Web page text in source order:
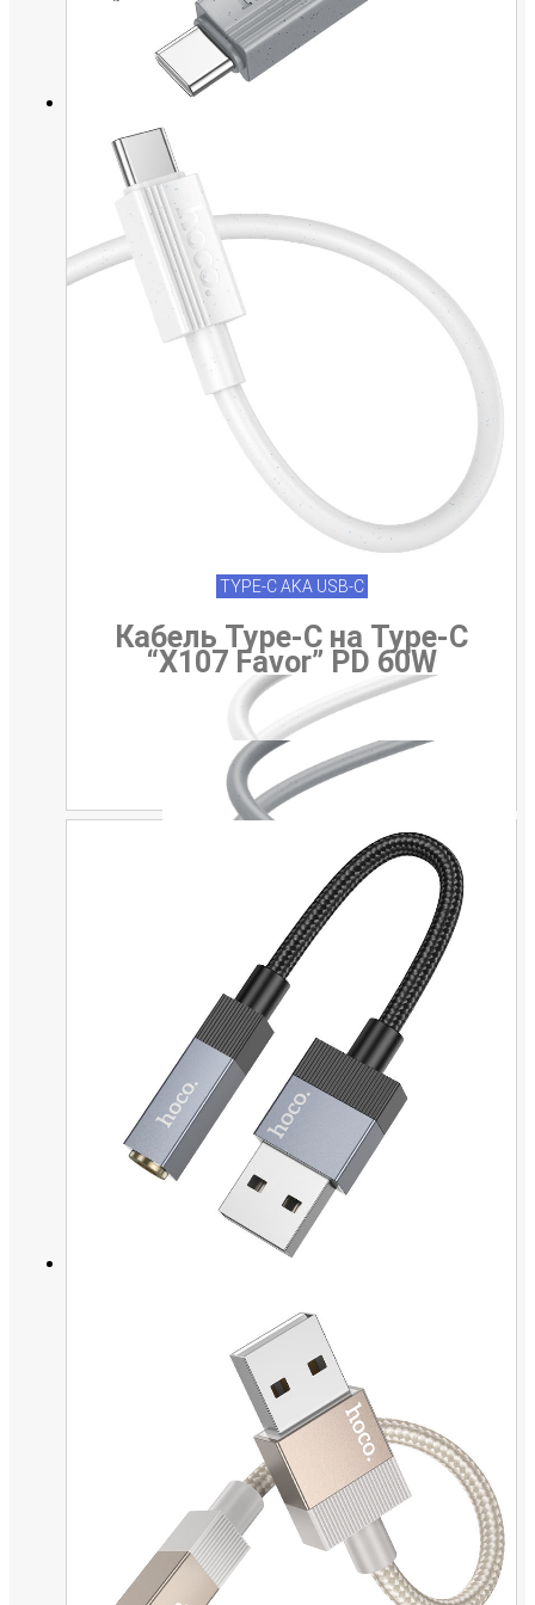
TYPE-C AKA USB-C
Кабель Type-C на Type-C
“X107 Favor” PD 60W